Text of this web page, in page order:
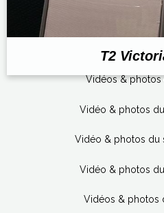
T2
Vidéos & photos
Vidéo & photos
Vidéo & photos du
Vidéo & photos
Vidéos & photos